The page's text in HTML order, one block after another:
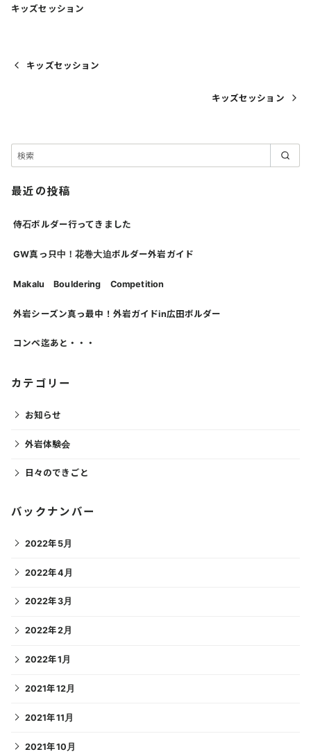
キッズセッション
キッズセッション
キッズセッション
最近の投稿
侍石ボルダー行ってきました
GW真っ只中！花巻大迫ボルダー外岩ガイド
Makalu Bouldering Competition
外岩シーズン真っ最中！外岩ガイドin広田ボルダー
コンペ迄あと・・・
カテゴリー
お知らせ
外岩体験会
日々のできごと
バックナンバー
2022年5月
2022年4月
2022年3月
2022年2月
2022年1月
2021年12月
2021年11月
2021年10月